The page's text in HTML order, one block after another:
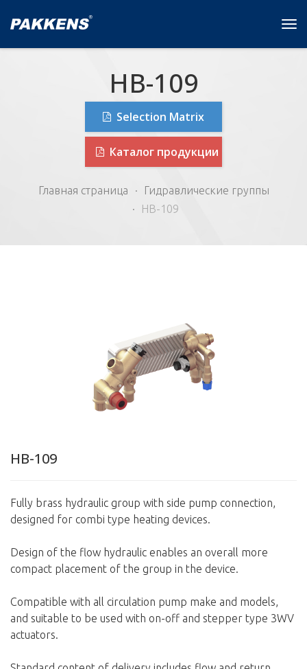
HB-109
Selection Matrix
Каталог продукции
Главная страница
Гидравлические группы
HB-109
HB-109
Fully brass hydraulic group with side pump connection,
designed for combi type heating devices.
Design of the flow hydraulic enables an overall more
compact placement of the group in the device.
Compatible with all circulation pump make and models,
and suitable to be used with on-off and stepper type 3WV
actuators.